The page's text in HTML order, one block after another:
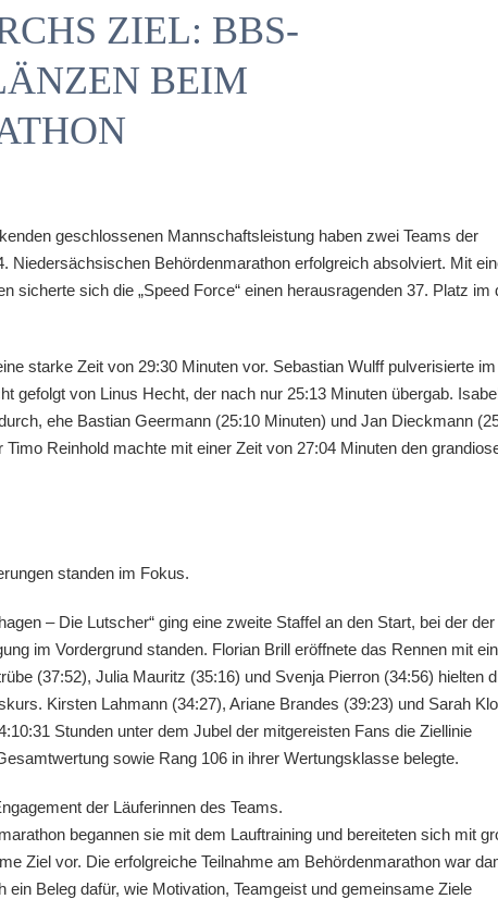
ZIEL: BBS-
BEIM
geschlossenen Mannschaftsleistung haben zwei Teams der
Niedersächsischen Behördenmarathon erfolgreich absolviert. Mit
sicherte sich die „Speed Force“ einen herausragenden 37. Platz im
starke Zeit von 29:30 Minuten vor. Sebastian Wulff pulverisierte im
gefolgt von Linus Hecht, der nach nur 25:13 Minuten übergab.
ehe Bastian Geermann (25:10 Minuten) und Jan Dieckmann
Reinhold machte mit einer Zeit von 27:04 Minuten den
standen im Fokus.
– Die Lutscher“ ging eine zweite Staffel an den Start, bei der der
im Vordergrund standen. Florian Brill eröffnete das Rennen mit
(37:52), Julia Mauritz (35:16) und Svenja Pierron (34:56) hielten
Kirsten Lahmann (34:27), Ariane Brandes (39:23) und Sarah
Stunden unter dem Jubel der mitgereisten Fans die Ziellinie
sowie Rang 106 in ihrer Wertungsklasse belegte.
der Läuferinnen des Teams.
begannen sie mit dem Lauftraining und bereiteten sich mit
Ziel vor. Die erfolgreiche Teilnahme am Behördenmarathon war
Beleg dafür, wie Motivation, Teamgeist und gemeinsame Ziele